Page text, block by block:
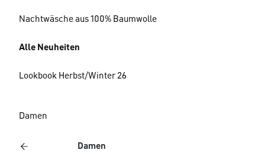
Nachtwäsche aus 100% Baumwolle
Alle Neuheiten
Lookbook Herbst/Winter 26
Damen
Damen